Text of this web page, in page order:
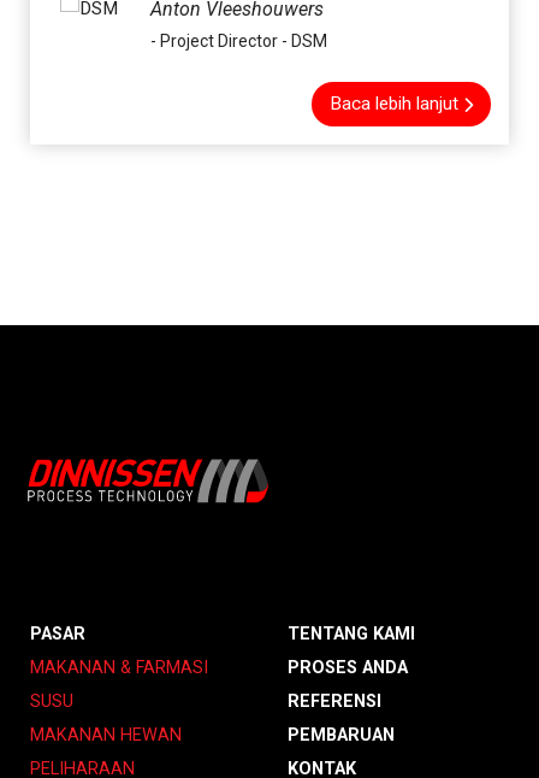
Anton Vleeshouwers
- Project Director - DSM
Baca lebih lanjut
PASAR
MAKANAN & FARMASI
SUSU
MAKANAN HEWAN
PELIHARAAN
TENTANG KAMI
PROSES ANDA
REFERENSI
PEMBARUAN
KONTAK